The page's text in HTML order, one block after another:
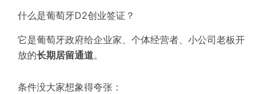
什么是葡萄牙D2创业签证？
它是葡萄牙政府给企业家、个体经营者、小公司老板开
放的长期居留通道。
条件没大家想象得夸张：